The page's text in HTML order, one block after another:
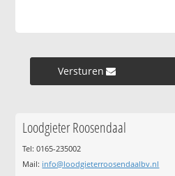
Versturen »
Loodgieter Roosendaal
Tel: 0165-235002
Mail: info@loodgieterroosendaalbv.nl